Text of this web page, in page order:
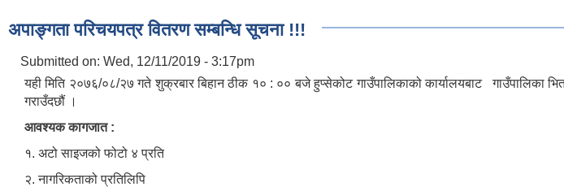
अपाङ्गता परिचयपत्र वितरण सम्बन्धि सूचना !!!
Submitted on: Wed, 12/11/2019 - 3:17pm
यही मिति २०७६/०८/२७ गते शुक्रबार बिहान ठीक १० : ०० बजे हुप्सेकोट गाउँपालिकाको कार्यालयबाट गाउँपालिका
गराउँदछौं ।
आवश्यक कागजात :
१. अटो साइजको फोटो ४ प्रति
२. नागरिकताको प्रतिलिपि